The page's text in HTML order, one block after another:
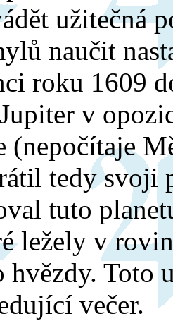
užitečná
naučit
roku 1609
v
(nepočítaje
tedy svoji
tuto
ležely v
hvězdy. Toto
večer.